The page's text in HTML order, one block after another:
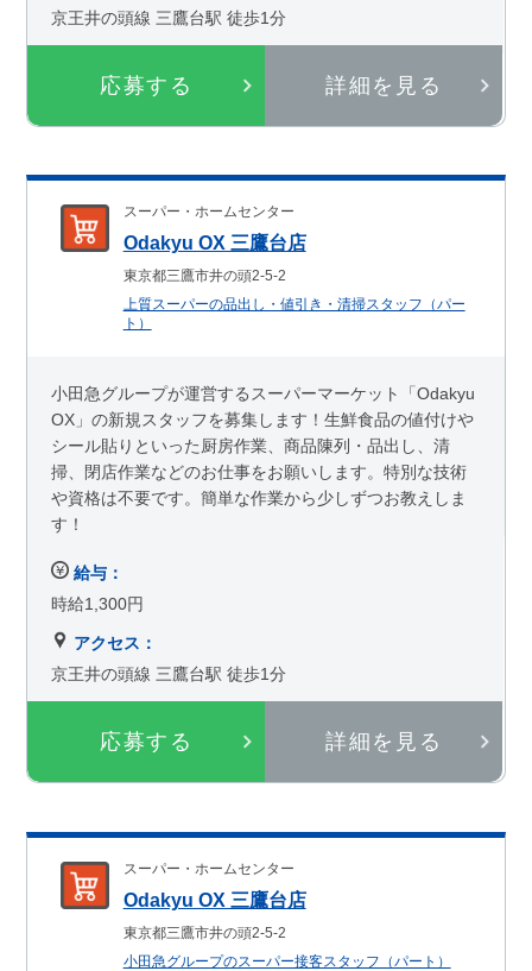
応募する 詳細を見る
京王井の頭線 三鷹台駅 徒歩1分
スーパー・ホームセンター
Odakyu OX 三鷹台店
東京都三鷹市井の頭2-5-2
上質スーパーの品出し・値引き・清掃スタッフ（パー
ト）
応募する 詳細を見る
小田急グループが運営するスーパーマーケット「Odakyu
OX」の新規スタッフを募集します！生鮮食品の値付けや
シール貼りといった厨房作業、商品陳列・品出し、清
掃、閉店作業などのお仕事をお願いします。特別な技術
や資格は不要です。簡単な作業から少しずつお教えしま
す！
給与：
時給1,300円
アクセス：
京王井の頭線 三鷹台駅 徒歩1分
スーパー・ホームセンター
Odakyu OX 三鷹台店
東京都三鷹市井の頭2-5-2
小田急グループのスーパー接客スタッフ（パート）